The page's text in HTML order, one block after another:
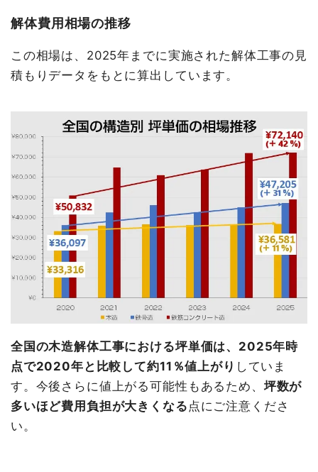
解体費用相場の推移
この相場は、2025年までに実施された解体工事の見
積もりデータをもとに算出しています。
全国の木造解体工事における坪単価は、2025年時
点で2020年と比較して約11％値上がり していま
す。今後さらに値上がる可能性もあるため、 坪数が
多いほど費用負担が大きくなる 点にご注意くださ
い。